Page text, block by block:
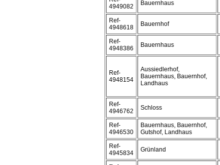
4949082
Bauernhaus
Ref-
4948618
Bauernhof
Ref-
4948386
Bauernhaus
Ref-
4948154
Aussiedlerhof,
Bauernhaus, Bauernhof,
Landhaus
Ref-
4946762
Schloss
Ref-
4946530
Bauernhaus, Bauernhof,
Gutshof, Landhaus
Ref-
4945834
Grünland